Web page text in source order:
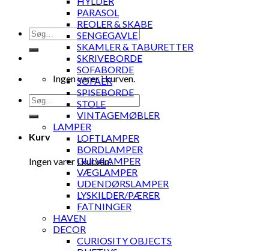
Søg
efter:
Ingen varer i kurven.
Søg
efter:
Kurv
Ingen varer i kurven.
PARASOL
REOLER & SKABE
SENGEGAVLE
SKAMLER & TABURETTER
SKRIVEBORDE
SOFABORDE
SOFAER
SPISEBORDE
STOLE
VINTAGEMØBLER
LAMPER
LOFTLAMPER
BORDLAMPER
GULVLAMPER
VÆGLAMPER
UDENDØRSLAMPER
LYSKILDER/PÆRER
FATNINGER
HAVEN
DECOR
CURIOSITY OBJECTS